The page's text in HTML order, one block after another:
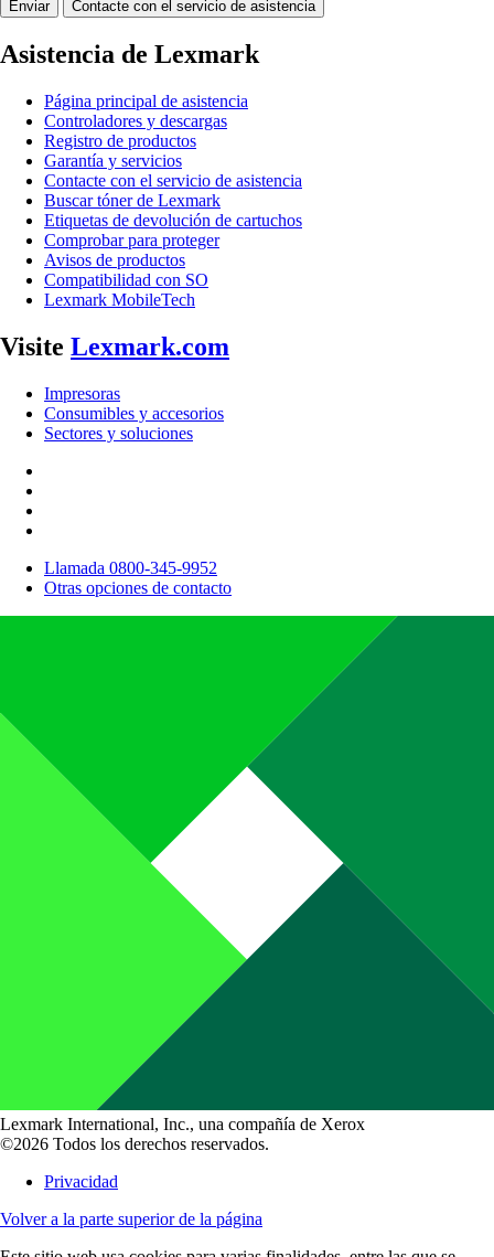
Enviar Contacte con el servicio de asistencia
Asistencia de Lexmark
Página principal de asistencia
Controladores y descargas
Registro de productos
Garantía y servicios
Contacte con el servicio de asistencia
Buscar tóner de Lexmark
Etiquetas de devolución de cartuchos
Comprobar para proteger
Avisos de productos
Compatibilidad con SO
Lexmark MobileTech
Visite Lexmark.com
Impresoras
Consumibles y accesorios
Sectores y soluciones
Llamada 0800-345-9952
Otras opciones de contacto
Lexmark International, Inc., una compañía de Xerox
©2026 Todos los derechos reservados.
Privacidad
Volver a la parte superior de la página